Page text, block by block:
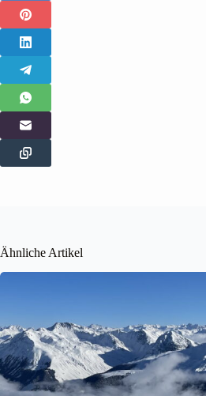
Ähnliche Artikel